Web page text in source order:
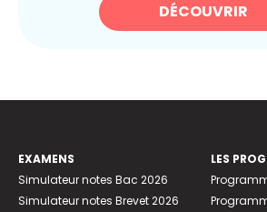
DÉCOUVRIR
EXAMENS
Simulateur notes Bac 2026
Simulateur notes Brevet 2026
LES